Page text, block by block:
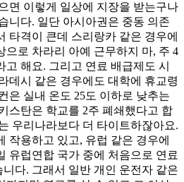
면 이렇게 일상에 지장을 받는구나
니다. 일단 아시아권은 중동 의존
타격이 큰데 스리랑카 같은 경우에
으로 차라리 아예 근무하지 마, 주 4
해요. 그리고 연료 배급제도 시
데시 같은 경우에도 대학에 휴교령
은 실내 온도 25도 이하로 낮추는
스탄은 학교를 2주 폐쇄했다고 합
우리나라보다 더 타이트하잖아요.
작용하고 있고, 유럽 같은 경우에
유럽연합 국가 중에 처음으로 연료
다. 그래서 일반 개인 운전자 같은